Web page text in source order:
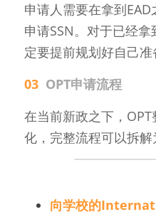
申请人需要在拿到
申请SSN。对于已经
定要提前规划好自己
03 OPT申请流程
在当前新政之下，
化，完整流程可以拆解
向学校的